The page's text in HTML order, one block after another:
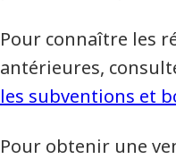
Pour connaître les
antérieures,
les subventions et
Pour obtenir une